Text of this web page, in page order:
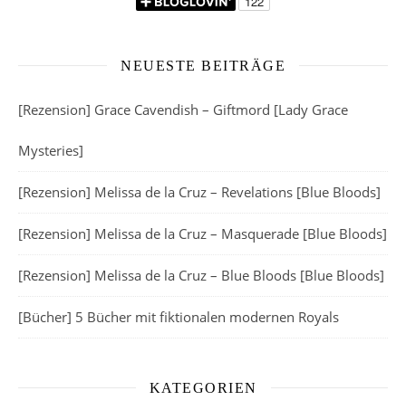
NEUESTE BEITRÄGE
[Rezension] Grace Cavendish – Giftmord [Lady Grace
Mysteries]
[Rezension] Melissa de la Cruz – Revelations [Blue Bloods]
[Rezension] Melissa de la Cruz – Masquerade [Blue Bloods]
[Rezension] Melissa de la Cruz – Blue Bloods [Blue Bloods]
[Bücher] 5 Bücher mit fiktionalen modernen Royals
KATEGORIEN